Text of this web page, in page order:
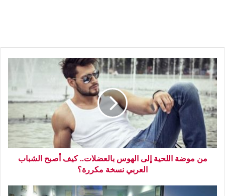
من موضة اللحية إلى الهوس بالعضلات.. كيف أصبح الشباب
العربي نسخة مكررة؟